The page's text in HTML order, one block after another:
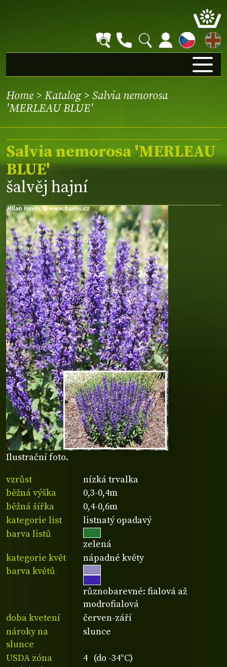
EN
Home > Katalog> Salvia nemorosa
'MERLEAU BLUE'
Ilustrační foto.
Salvia nemorosa 'MERLEAU
BLUE'
šalvěj hajní
vzrůst
nízká trvalka
běžná výška
0,3-0,4m
běžná šířka
0,4-0,6m
kategorie list
listnatý opadavý
barva listů
zelená
kategorie květ
nápadné květy
barva květů
různobarevné: fialová až
modrofialová
doba kvetení
červen-září
nároky na
slunce
slunce
USDA zóna
4 (do -34°C)